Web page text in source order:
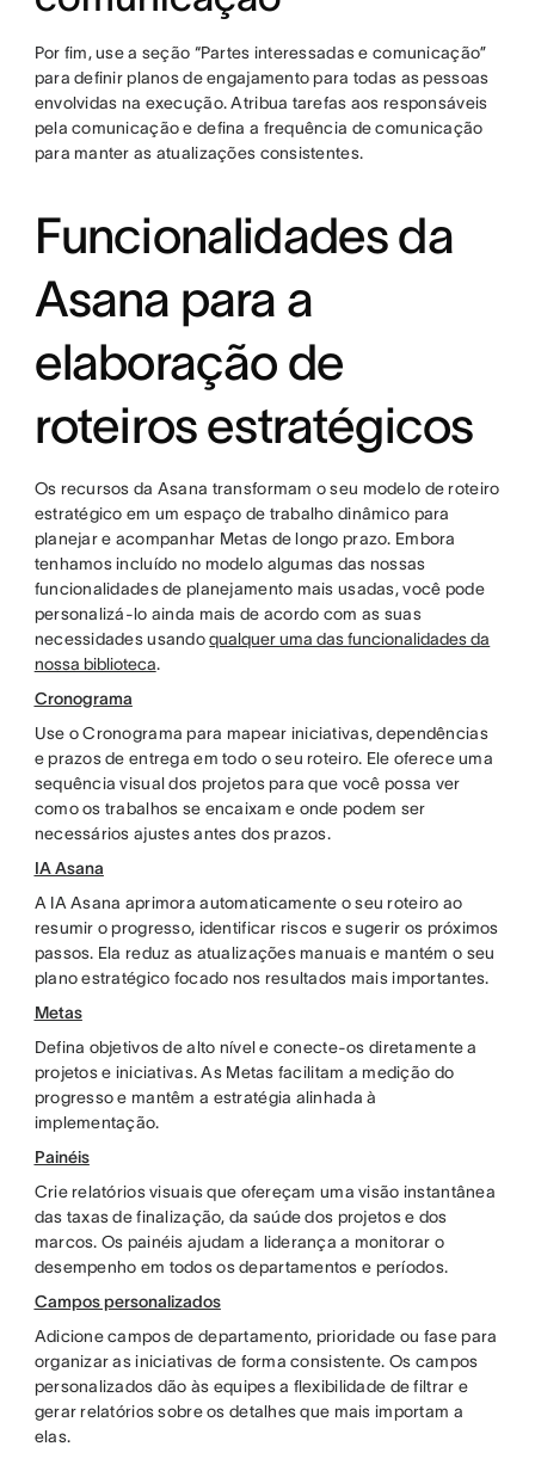
Por fim, use a seção “Partes interessadas e comunicação”
para definir planos de engajamento para todas as pessoas
envolvidas na execução. Atribua tarefas aos responsáveis
pela comunicação e defina a frequência de comunicação
para manter as atualizações consistentes.
Funcionalidades da
Asana para a
elaboração de
roteiros estratégicos
Os recursos da Asana transformam o seu modelo de roteiro
estratégico em um espaço de trabalho dinâmico para
planejar e acompanhar Metas de longo prazo. Embora
tenhamos incluído no modelo algumas das nossas
funcionalidades de planejamento mais usadas, você pode
personalizá-lo ainda mais de acordo com as suas
necessidades usandoqualquer uma das funcionalidades da
nossa biblioteca.
Cronograma
Use o Cronograma para mapear iniciativas, dependências
e prazos de entrega em todo o seu roteiro. Ele oferece uma
sequência visual dos projetos para que você possa ver
como os trabalhos se encaixam e onde podem ser
necessários ajustes antes dos prazos.
IA Asana
A IA Asana aprimora automaticamente o seu roteiro ao
resumir o progresso, identificar riscos e sugerir os próximos
passos. Ela reduz as atualizações manuais e mantém o seu
plano estratégico focado nos resultados mais importantes.
Metas
Defina objetivos de alto nível e conecte-os diretamente a
projetos e iniciativas. As Metas facilitam a medição do
progresso e mantêm a estratégia alinhada à
implementação.
Painéis
Crie relatórios visuais que ofereçam uma visão instantânea
das taxas de finalização, da saúde dos projetos e dos
marcos. Os painéis ajudam a liderança a monitorar o
desempenho em todos os departamentos e períodos.
Campos personalizados
Adicione campos de departamento, prioridade ou fase para
organizar as iniciativas de forma consistente. Os campos
personalizados dão às equipes a flexibilidade de filtrar e
gerar relatórios sobre os detalhes que mais importam a
elas.